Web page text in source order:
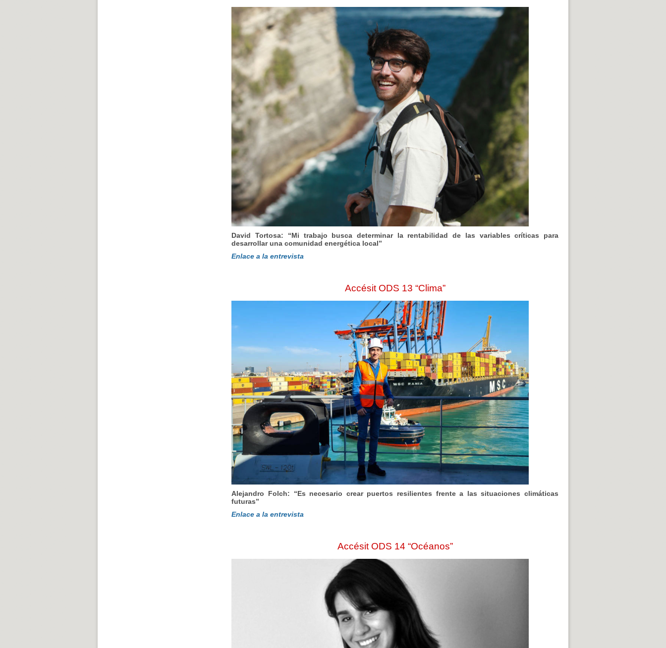
David Tortosa: “Mi trabajo busca determinar la rentabilidad de las variables críticas para
desarrollar una comunidad energética local”
Enlace a la entrevista
Accésit ODS 13 “Clima”
Alejandro Folch: “Es necesario crear puertos resilientes frente a las situaciones climáticas
futuras”
Enlace a la entrevista
Accésit ODS 14 “Océanos”